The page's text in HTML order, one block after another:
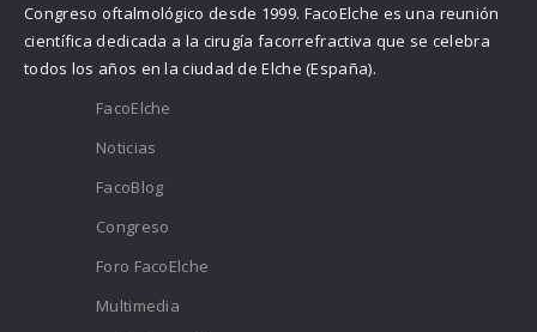
Congreso oftalmológico desde 1999. FacoElche es una reunión
científica dedicada a la cirugía facorrefractiva que se celebra
todos los años en la ciudad de Elche (España).
FacoElche
Noticias
FacoBlog
Congreso
Foro FacoElche
Multimedia